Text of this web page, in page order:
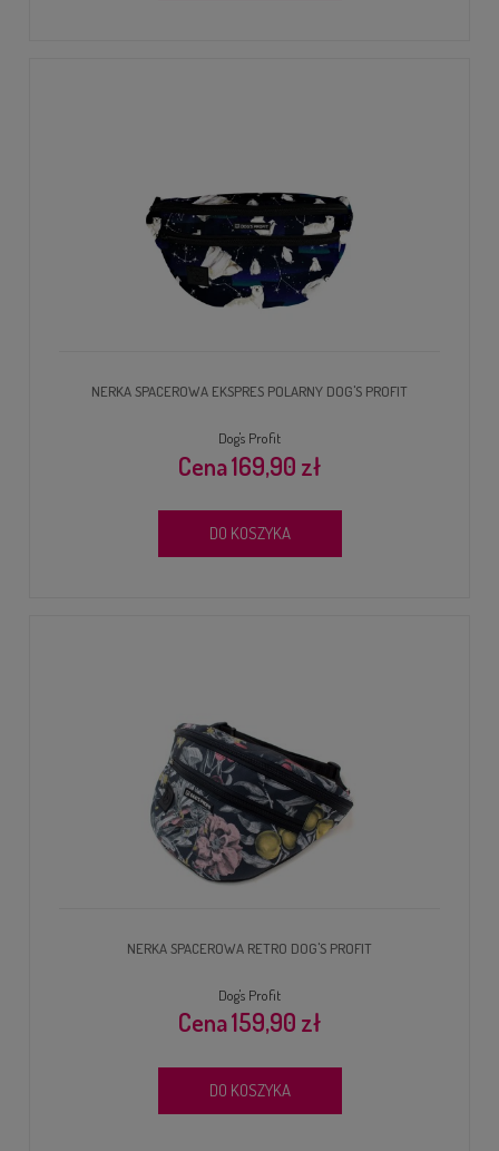
NERKA SPACEROWA EKSPRES POLARNY DOG'S PROFIT
Dog's Profit
169,90 zł
DO KOSZYKA
NERKA SPACEROWA RETRO DOG'S PROFIT
Dog's Profit
159,90 zł
DO KOSZYKA